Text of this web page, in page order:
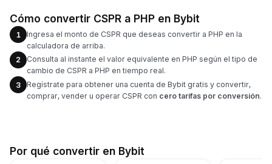
Cómo convertir CSPR a PHP en Bybit
1
Ingresa el monto de CSPR que deseas convertir a PHP en la
calculadora de arriba.
2
Consulta al instante el valor equivalente en PHP según el tipo de
cambio de CSPR a PHP en tiempo real.
3
Regístrate para obtener una cuenta de Bybit gratis y convertir,
comprar, vender u operar CSPR con cero tarifas por conversión.
Por qué convertir en Bybit